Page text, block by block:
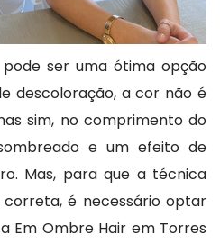
ser uma ótima opção
descoloração, a cor não é
sim, no comprimento do
e um efeito de
Mas, para que a técnica
é necessário optar
Em Ombre Hair em Torres